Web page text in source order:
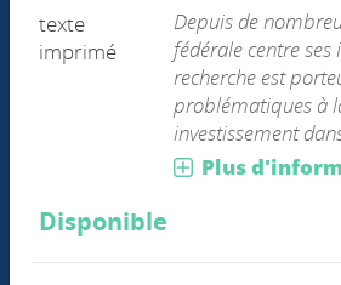
texte
imprimé
Depuis de
fédérale centre
recherche est
problématiques à
investissement
Plus
Disponible